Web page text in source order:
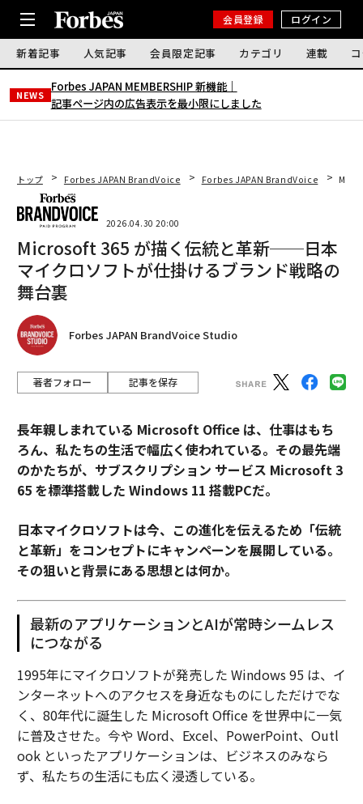
会員登録 ログイン
新着記事 人気記事 会員限定記事 カテゴリ 連載
NEWS
Forbes JAPAN MEMBERSHIP 新機能｜
記事ページ内の広告表示を最小限にしました
トップ Forbes JAPAN BrandVoice Forbes JAPAN BrandVoice
2026.04.30 20:00
Microsoft 365 が描く伝統と革新──日本
マイクロソフトが仕掛けるブランド戦略の
舞台裏
Forbes JAPAN BrandVoice Studio
著者フォロー 記事を保存
長年親しまれている Microsoft Office は、仕事はもち
ろん、私たちの生活で幅広く使われている。その最先端
のかたちが、サブスクリプション サービス Microsoft 3
65 を標準搭載した Windows 11 搭載PCだ。
日本マイクロソフトは今、この進化を伝えるため「伝統
と革新」をコンセプトにキャンペーンを展開している。
その狙いと背景にある思想とは何か。
最新のアプリケーションとAIが常時シームレス
につながる
1995年にマイクロソフトが発売した Windows 95 は、イ
ンターネットへのアクセスを身近なものにしただけでな
く、80年代に誕生した Microsoft Office を世界中に一気
に普及させた。今や Word、Excel、PowerPoint、Outl
ook といったアプリケーションは、ビジネスのみなら
ず、私たちの生活にも広く浸透している。